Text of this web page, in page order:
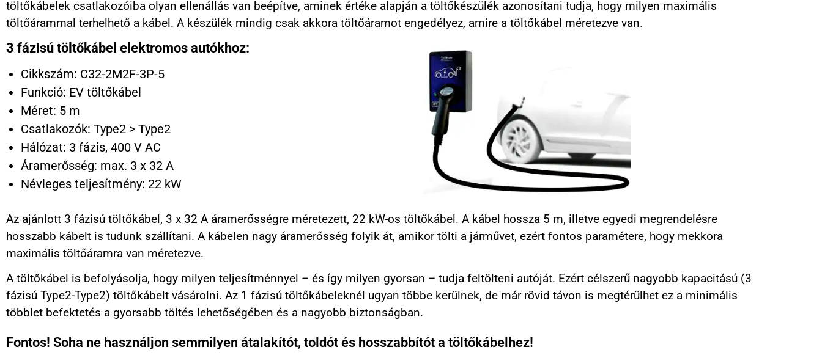
töltőkábelek csatlakozóiba olyan ellenállás van beépítve, aminek értéke alapján a töltőkészülék azonosítani tudja, hogy milyen maximális
töltőárammal terhelhető a kábel. A készülék mindig csak akkora töltőáramot engedélyez, amire a töltőkábel méretezve van.
3 fázisú töltőkábel elektromos autókhoz:
Cikkszám: C32-2M2F-3P-5
Funkció: EV töltőkábel
Méret: 5 m
Csatlakozók: Type2 > Type2
Hálózat: 3 fázis, 400 V AC
Áramerősség: max. 3 x 32 A
Névleges teljesítmény: 22 kW
Az ajánlott 3 fázisú töltőkábel, 3 x 32 A áramerősségre méretezett, 22 kW-os töltőkábel. A kábel hossza 5 m, illetve egyedi megrendelésre
hosszabb kábelt is tudunk szállítani. A kábelen nagy áramerősség folyik át, amikor tölti a járművet, ezért fontos paramétere, hogy mekkora
maximális töltőáramra van méretezve.
A töltőkábel is befolyásolja, hogy milyen teljesítménnyel – és így milyen gyorsan – tudja feltölteni autóját. Ezért célszerű nagyobb kapacitású (3
fázisú Type2-Type2) töltőkábelt vásárolni. Az 1 fázisú töltőkábeleknél ugyan többe kerülnek, de már rövid távon is megtérülhet ez a minimális
többlet befektetés a gyorsabb töltés lehetőségében és a nagyobb biztonságban.
Fontos! Soha ne használjon semmilyen átalakítót, toldót és hosszabbítót a töltőkábelhez!